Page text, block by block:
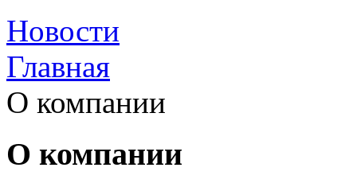
Новости
Главная
О компании
О компании